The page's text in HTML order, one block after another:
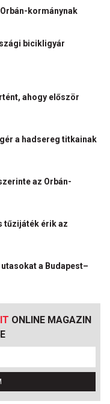
kormánynak
bicikligyár
ahogy először
a hadsereg titkainak
az Orbán-
tűzijáték érik az
a Budapest–
ONLINE MAGAZIN